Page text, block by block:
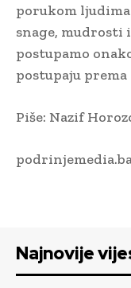
porukom
snage, mudrosti
postupamo
postupaju prema
Piše: Nazif
Najnovije